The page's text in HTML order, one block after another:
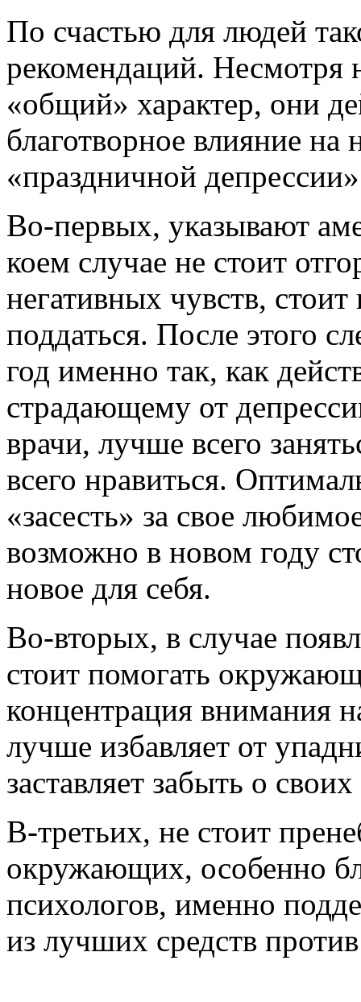
По счастью для людей
рекомендаций. Несмотря
«общий» характер, они
благотворное влияние на
«праздничной
Во-первых, указывают
коем случае не стоит
негативных чувств,
поддаться. После этого
год именно так, как
страдающему от
врачи, лучше всего
всего нравиться.
«засесть» за свое
возможно в новом году
новое для себя.
Во-вторых, в случае
стоит помогать
концентрация внимания
лучше избавляет от
заставляет забыть о
В-третьих, не стоит
окружающих, особенно
психологов, именно
из лучших средств